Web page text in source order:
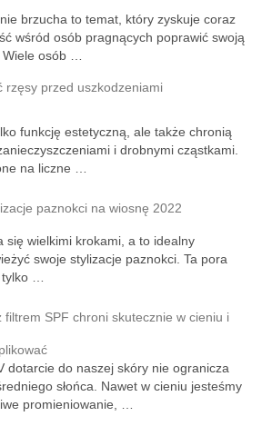
brzucha to temat, który zyskuje coraz
wśród osób pragnących poprawić swoją
osób …
rzęsy przed uszkodzeniami
funkcję estetyczną, ale także chronią
i drobnymi cząstkami.
na liczne …
paznokci na wiosnę 2022
się wielkimi krokami, a to idealny
swoje stylizacje paznokci. Ta pora
…
filtrem SPF chroni skutecznie w cieniu i
dotarcie do naszej skóry nie ogranicza
słońca. Nawet w cieniu jesteśmy
promieniowanie, …